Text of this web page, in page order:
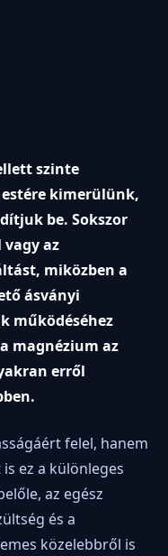
szinte
kimerülünk,
be. Sokszor
az
miközben a
ásványi
működéséhez
magnézium az
erről
felel, hanem
ez a különleges
az egész
és a
közelebbről is